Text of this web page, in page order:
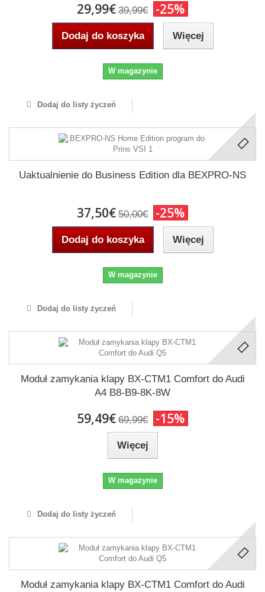
29,99€ 39,99€ -25%
Dodaj do koszyka Więcej
W magazynie
Dodaj do listy życzeń
Uaktualnienie do Business Edition dla BEXPRO-NS
37,50€ 50,00€ -25%
Dodaj do koszyka Więcej
W magazynie
Dodaj do listy życzeń
Moduł zamykania klapy BX-CTM1 Comfort do Audi
A4 B8-B9-8K-8W
59,49€ 69,99€ -15%
Więcej
W magazynie
Dodaj do listy życzeń
Moduł zamykania klapy BX-CTM1 Comfort do Audi